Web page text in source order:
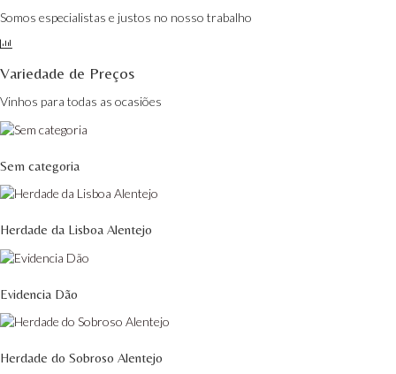
Somos especialistas e justos no nosso trabalho
Variedade de Preços
Vinhos para todas as ocasiões
Sem categoria
Herdade da Lisboa Alentejo
Evidencia Dão
Herdade do Sobroso Alentejo